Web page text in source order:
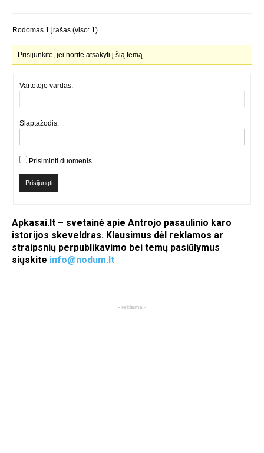
Rodomas 1 įrašas (viso: 1)
Prisijunkite, jei norite atsakyti į šią temą.
Vartotojo vardas:
Slaptažodis:
Prisiminti duomenis
Prisijungti
Apkasai.lt – svetainė apie Antrojo pasaulinio karo
istorijos skeveldras. Klausimus dėl reklamos ar
straipsnių perpublikavimo bei temų pasiūlymus
siųskite info@nodum.lt
- reklama -